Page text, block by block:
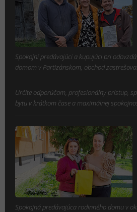
Spokojní predávajúci a kupujúci pri
domom v Partizánskom, obchod
Určite odporúčam, profesionálny prístup,
bytu v krátkom čase a maximálnej
Spokojná predávajúca rodinného domu v